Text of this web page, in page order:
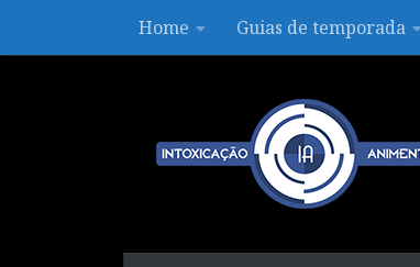
Skip to contentHome Guias de temporada